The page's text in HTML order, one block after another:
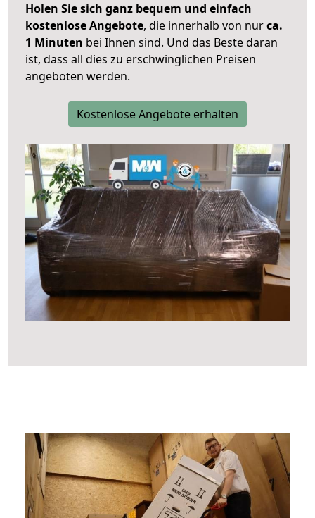
Holen Sie sich ganz bequem und einfach
kostenlose Angebote, die innerhalb von nurca.
1 Minuten bei Ihnen sind. Und das Beste daran
ist, dass all dies zu erschwinglichen Preisen
angeboten werden.
Kostenlose Angebote erhalten